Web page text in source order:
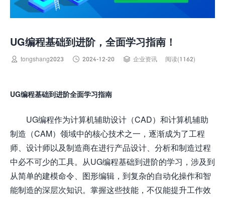
UG编程基础到进阶，全面学习指南！
 tongshang2023  2024-12-20  企业资讯 阅读(1162)
UG编程基础到进阶全面学习指南
UG编程作为计算机辅助设计（CAD）和计算机辅助
制造（CAM）领域中的核心技术之一，逐渐成为了工程
师、设计师以及制造商在进行产品设计、分析和制造过程
中必不可少的工具。从UG编程基础到进阶的学习，涉及到
从简单的建模命令、图形编辑，到复杂的自动化操作和智
能制造的深层次知识。掌握这些技能，不仅能提升工作效